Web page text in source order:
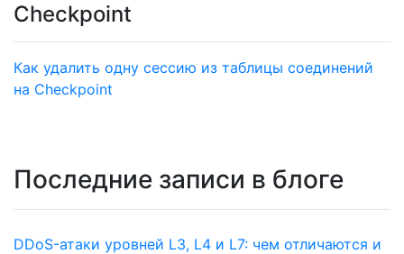
Checkpoint
Как удалить одну сессию из таблицы соединений
на Checkpoint
Последние записи в блоге
DDoS-атаки уровней L3, L4 и L7: чем отличаются и